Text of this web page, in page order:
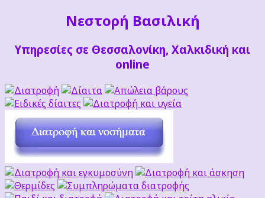
Νεστορή Βασιλική
Υπηρεσίες σε Θεσσαλονίκη, Χαλκιδική και
online